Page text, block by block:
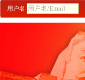
用户名